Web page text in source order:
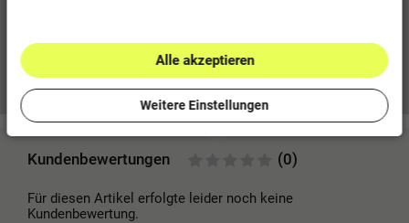
Mehr Informationen zum EU Verantwortlichen »
Kundenbewertungen (0)
Für diesen Artikel erfolgte leider noch keine
Kundenbewertung.
Alle akzeptieren
Weitere Einstellungen